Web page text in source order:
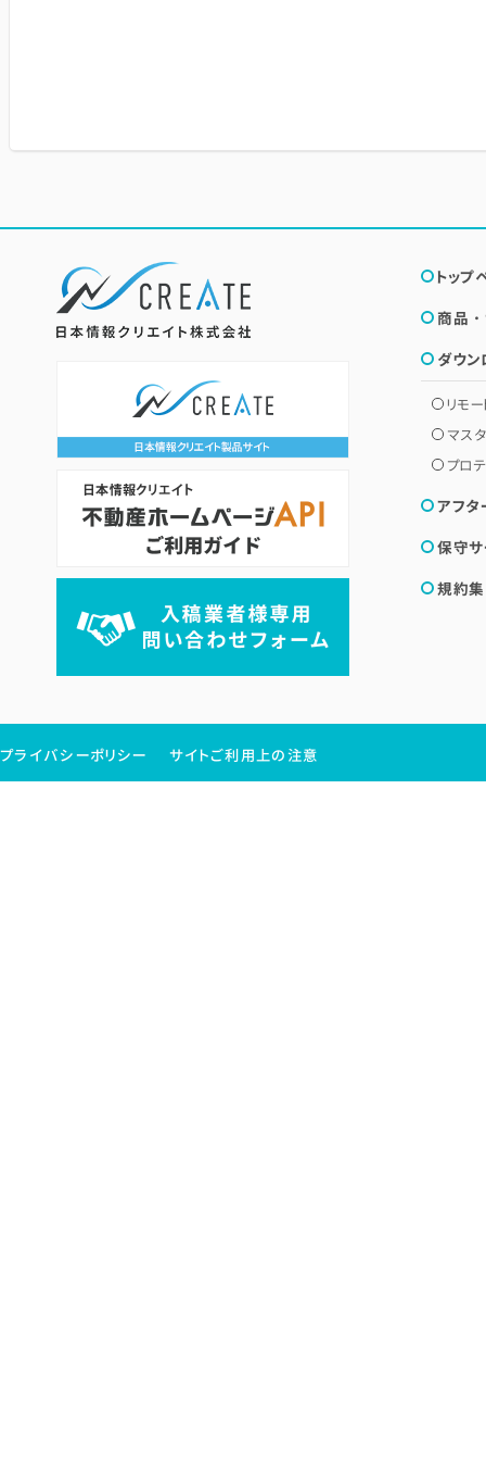
トップ
商品
ダウン
リモ
マス
プロ
アフタ
保守サ
規約集
プライバシーポリシー サイトご利用上の注意